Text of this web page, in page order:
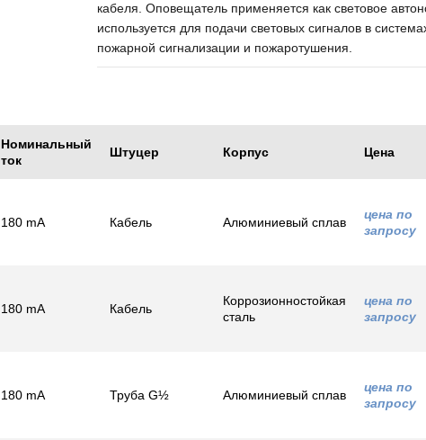
кабеля. Оповещатель применяется как световое
используется для подачи световых сигналов в
пожарной сигнализации и пожаротушения.
Номинальный
ток
Штуцер Корпус Цена
180 mA Кабель Алюминиевый сплав
цена по
запросу
180 mA Кабель
Коррозионностойкая
сталь
цена по
запросу
180 mA Труба G½ Алюминиевый сплав
цена по
запросу